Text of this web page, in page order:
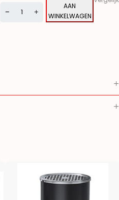
AAN
WINKELWAGEN